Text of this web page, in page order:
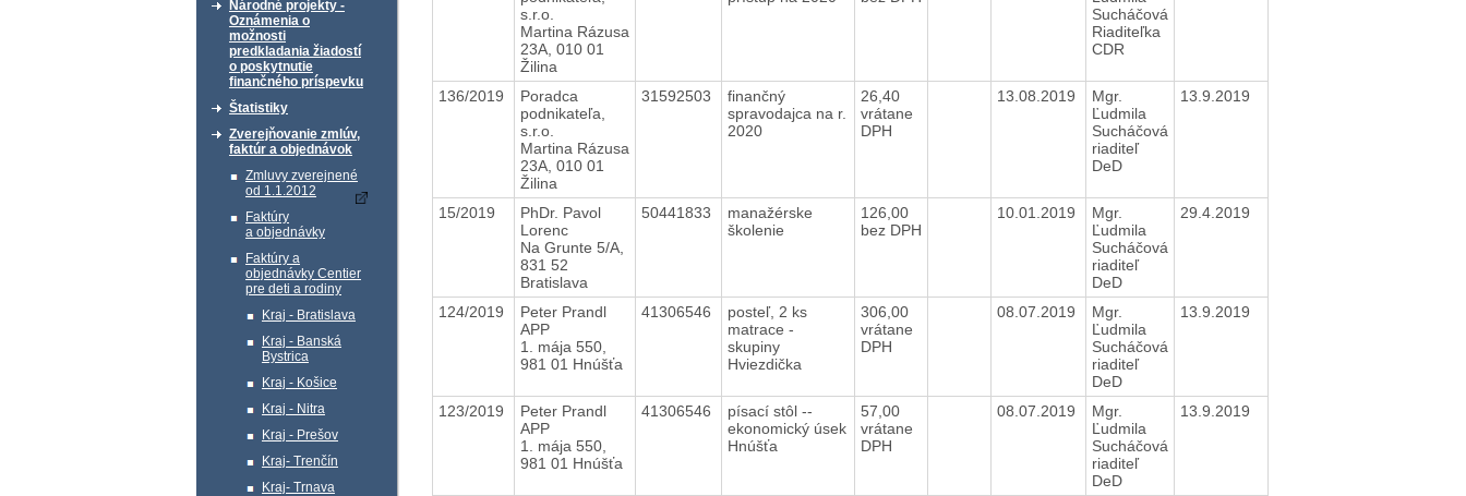
Národné projekty -
Oznámenia o
možnosti
predkladania žiadostí
o poskytnutie
finančného príspevku
Štatistiky
Zverejňovanie zmlúv,
faktúr a objednávok
Zmluvy zverejnené
od 1.1.2012
Faktúry
a objednávky
Faktúry a
objednávky Centier
pre deti a rodiny
Kraj - Bratislava
Kraj - Banská
Bystrica
Kraj - Košice
Kraj - Nitra
Kraj - Prešov
Kraj- Trenčín
Kraj- Trnava
s.r.o.
Martina Rázusa
23A, 010 01
Žilina
Sucháčová
Riaditeľka
CDR
136/2019
Poradca
podnikateľa,
s.r.o.
Martina Rázusa
23A, 010 01
Žilina
31592503
finančný
spravodajca na r.
2020
26,40
vrátane
DPH
13.08.2019
Mgr.
Ľudmila
Sucháčová
riaditeľ
DeD
13.9.2019
15/2019
PhDr. Pavol
Lorenc
Na Grunte 5/A,
831 52
Bratislava
50441833
manažérske
školenie
126,00
bez DPH
10.01.2019
Mgr.
Ľudmila
Sucháčová
riaditeľ
DeD
29.4.2019
124/2019
Peter Prandl
APP
1. mája 550,
981 01 Hnúšťa
41306546
posteľ, 2 ks
matrace -
skupiny
Hviezdička
306,00
vrátane
DPH
08.07.2019
Mgr.
Ľudmila
Sucháčová
riaditeľ
DeD
13.9.2019
123/2019
Peter Prandl
APP
1. mája 550,
981 01 Hnúšťa
41306546
písací stôl --
ekonomický úsek
Hnúšťa
57,00
vrátane
DPH
08.07.2019
Mgr.
Ľudmila
Sucháčová
riaditeľ
DeD
13.9.2019